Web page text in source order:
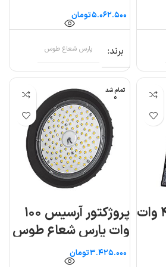
طوس تومان
برند پارس شعاع طوس
پروژکتور آرتینا ۴۰۰ وات
تمام شد
ه
پروژکتور آرسیس ۱۰۰
وات پارس شعاع طوس
تومان